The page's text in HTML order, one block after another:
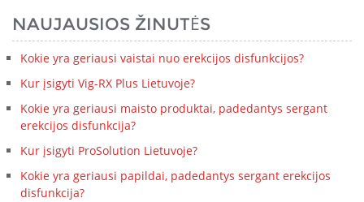
NAUJAUSIOS ŽINUTĖS
Kokie yra geriausi vaistai nuo erekcijos disfunkcijos?
Kur įsigyti Vig-RX Plus Lietuvoje?
Kokie yra geriausi maisto produktai, padedantys sergant
erekcijos disfunkcija?
Kur įsigyti ProSolution Lietuvoje?
Kokie yra geriausi papildai, padedantys sergant erekcijos
disfunkcija?